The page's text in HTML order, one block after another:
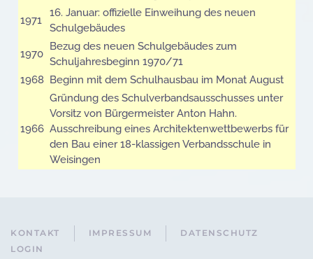
1971
16. Januar: offizielle Einweihung des neuen
Schulgebäudes
1970
Bezug des neuen Schulgebäudes zum
Schuljahresbeginn 1970/71
1968 Beginn mit dem Schulhausbau im Monat August
1966
Gründung des Schulverbandsausschusses unter
Vorsitz von Bürgermeister Anton Hahn.
Ausschreibung eines Architektenwettbewerbs für
den Bau einer 18-klassigen Verbandsschule in
Weisingen
KONTAKT IMPRESSUM
DATENSCHUTZ
LOGIN